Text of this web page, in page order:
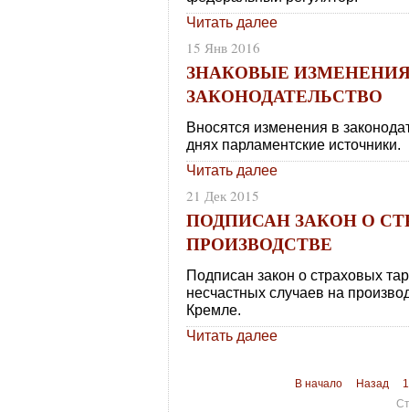
Читать далее
15 Янв 2016
ЗНАКОВЫЕ
ЗАКОНОДАТЕЛЬСТВО
Вносятся изменения в
днях парламентские источники.
Читать далее
21 Дек 2015
ПОДПИСАН ЗАКОН О
ПРОИЗВОДСТВЕ
Подписан закон о страховых
несчастных случаев на
Кремле.
Читать далее
В начало Назад
1